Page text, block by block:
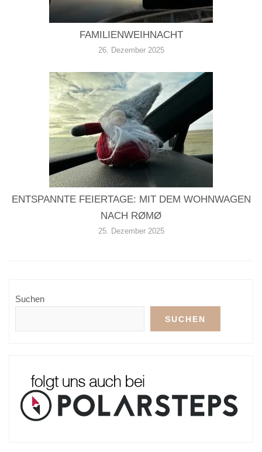
FAMILIENWEIHNACHT
26. Dezember 2025
ENTSPANNTE FEIERTAGE: MIT DEM WOHNWAGEN
NACH RØMØ
25. Dezember 2025
Suchen
SUCHEN